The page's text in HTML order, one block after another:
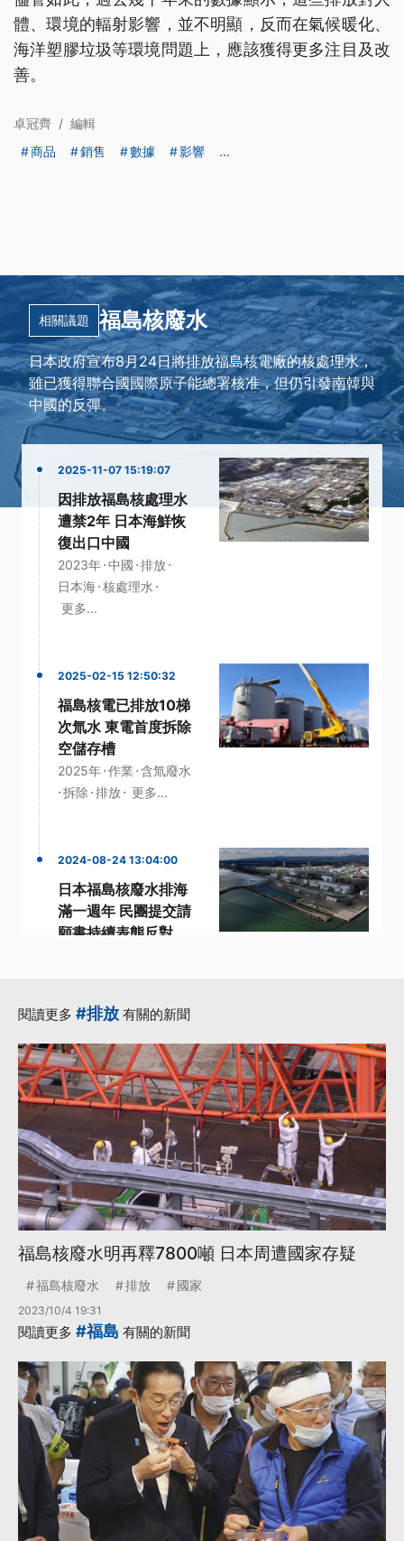
體、環境的輻射影響，並不明顯，反而在氣候暖化、
海洋塑膠垃圾等環境問題上，應該獲得更多注目及改
善。
卓冠齊 / 編輯
商品
銷售 數據 影響 ...
相關議題 福島核廢水
日本政府宣布8月24日將排放福島核電廠的核處理水，
雖已獲得聯合國國際原子能總署核准，但仍引發南韓與
中國的反彈。
2025-11-07 15:19:07
因排放福島核處理水
遭禁2年 日本海鮮恢
復出口中國
2023年·中國 ·排放·
日本海·核處理水 ·
更多...
2025-02-15 12:50:32
福島核電已排放10梯
次氚水 東電首度拆除
空儲存槽
2025年·作業 ·含氚廢水
·拆除 ·排放· 更多...
2024-08-24 13:04:00
日本福島核廢水排海
滿一週年 民團提交請
願書持續表態反對
閱讀更多 #排放 有關的新聞
福島核廢水明再釋7800噸 日本周遭國家存疑
福島核廢水 排放 國家
2023/10/4 19:31
閱讀更多 #福島 有關的新聞